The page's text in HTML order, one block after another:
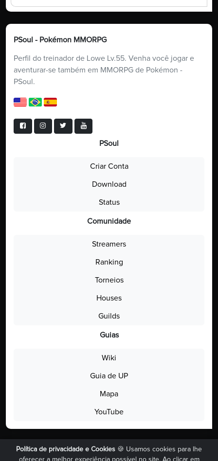
PSoul - Pokémon MMORPG
Perfil do treinador de Lowe Lv.55. Venha você jogar e
aventurar-se também em MMORPG de Pokémon -
PSoul.
PSoul
Criar Conta
Download
Status
Comunidade
Streamers
Ranking
Torneios
Houses
Guilds
Guias
Wiki
Guia de UP
Mapa
YouTube
Community MMORPG PSoul - Contact: contact(a)psoul.gg - Pokémon
Política de privacidade e Cookies 🍪 Usamos cookies para lhe
oferecer a melhor experiência possível no site. Ao clicar em